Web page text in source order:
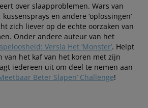
over slaapproblemen. Wars van
en andere ‘oplossingen’
zich liever op de echte oorzaken van
Onder andere auteur van het
Versla Het ‘Monster’. Helpt
van het kaf van het koren met zijn
iedereen uit om deel te nemen aan
Beter Slapen’ Challenge!